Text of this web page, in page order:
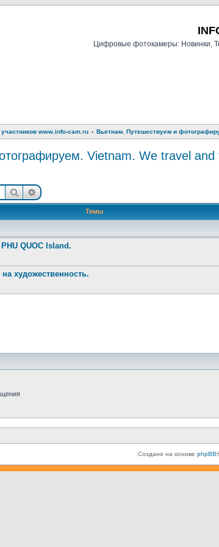
Цифровые фотокамеры: Новинки,
участников www.info-cam.ru Вьетнам. Путешествуем и
Vietnam. We travel and
ПоискРасширенный поиск
Темы
QUOC Island.
художественность.
Создано на основе phpBB